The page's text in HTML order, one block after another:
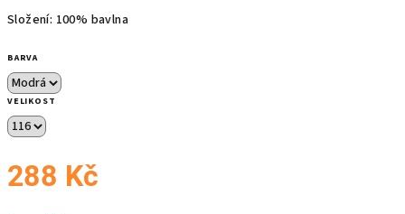
Složení: 100% bavlna
BARVA
VELIKOST
288 Kč